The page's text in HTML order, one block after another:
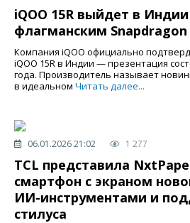
iQOO 15R выйдет в
флагманским Snapdragon
Компания iQOO официально
iQOO 15R в Индии — презентация
года. Производитель называет
в идеальном Читать далее...
06.01.2026 21:02 1 277
TCL представила
смартфон с экраном
ИИ-инструментами и
стилуса